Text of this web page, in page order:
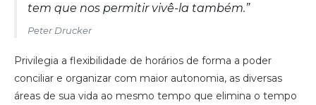
tem que nos permitir vivê-la também.”
Peter Drucker
Privilegia a flexibilidade de horários de forma a poder
conciliar e organizar com maior autonomia, as diversas
áreas de sua vida ao mesmo tempo que elimina o tempo